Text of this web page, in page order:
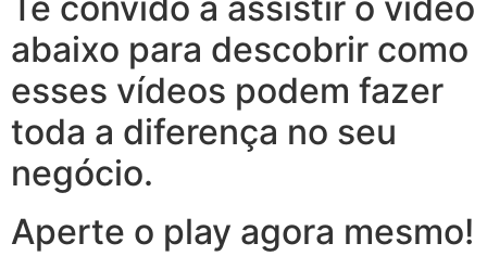
abaixo para descobrir como
esses vídeos podem fazer
toda a diferença no seu
negócio.
Aperte o play agora mesmo!